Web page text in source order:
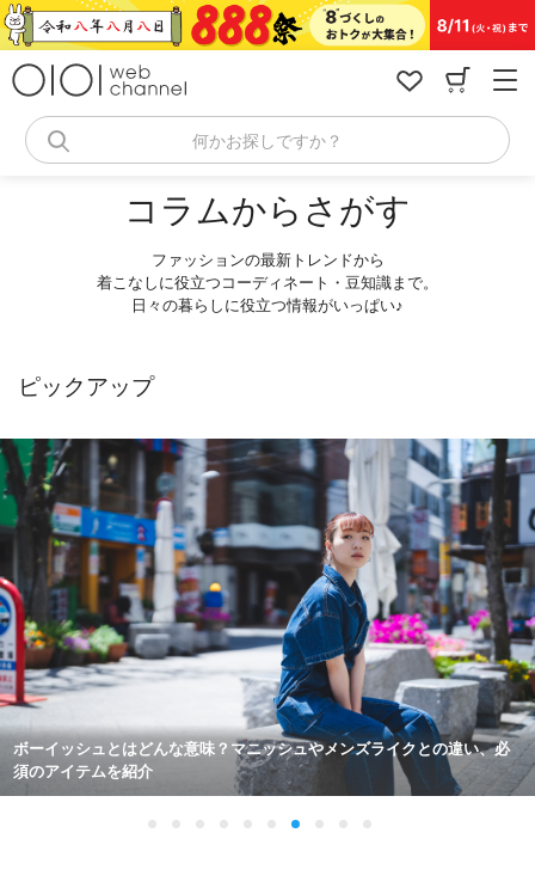
コ
ン
何かお探しですか？
コラムからさがす
ファッションの最新トレンドから
着こなしに役立つコーディネート・豆知識まで。
日々の暮らしに役立つ情報がいっぱい♪
ピックアップ
【メンズ向け】ビジネスバッグの選び方を6つのポイントに分けて詳しく
解説！